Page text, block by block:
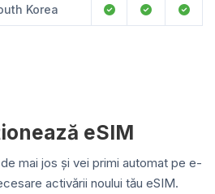
Korea
eSIM
mai jos și vei primi automat pe e-
activării noului tău eSIM.